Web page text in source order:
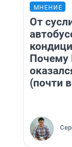
МНЕНИЕ
От
Почему
(почти